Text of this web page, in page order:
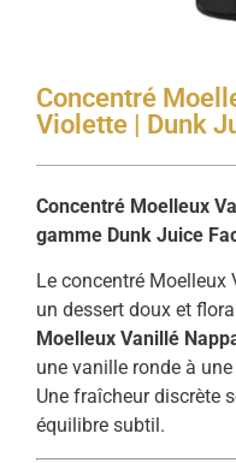
Concentré
Violette | Dunk
Concentré Moelleux
gamme Dunk Juice
Le concentré
un dessert doux et
Moelleux Vanillé
une vanille ronde à
Une fraîcheur discrète
équilibre subtil.